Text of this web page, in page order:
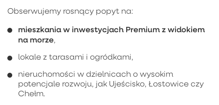
Obserwujemy rosnący popyt na:
mieszkania w inwestycjach Premium z widokiem
na morze,
lokale z tarasami i ogródkami,
nieruchomości w dzielnicach o wysokim
potencjale rozwoju, jak Ujeścisko, Łostowice czy
Chełm.